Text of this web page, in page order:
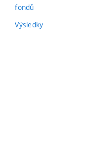
fondů
Výsledky